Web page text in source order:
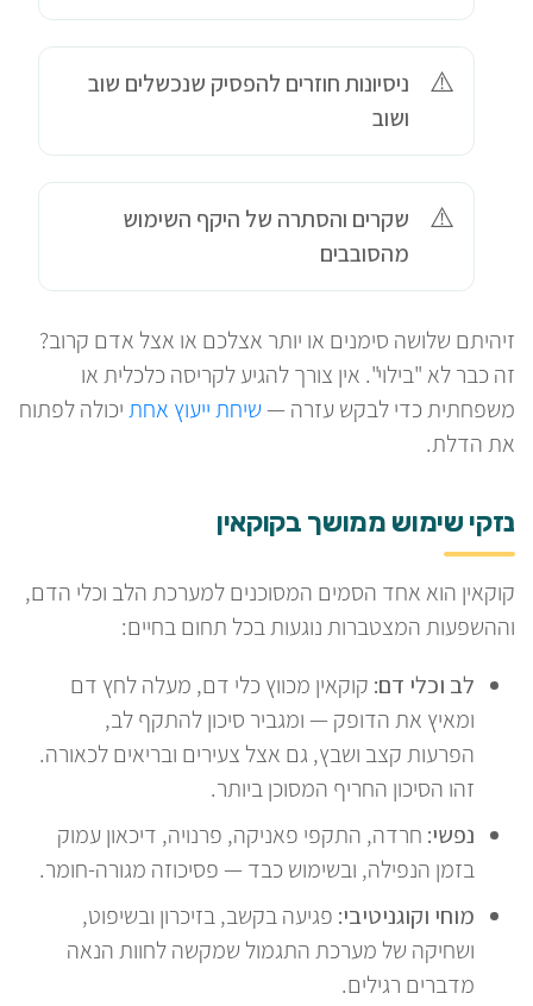
ניסיונות חוזרים להפסיק שנכשלים שוב
ושוב
שקרים והסתרה של היקף השימוש
מהסובבים
זיהיתם שלושה סימנים או יותר אצלכם או אצל אדם קרוב?
זה כבר לא "בילוי". אין צורך להגיע לקריסה כלכלית או
משפחתית כדי לבקש עזרה —שיחת ייעוץ אחתיכולה לפתוח
את הדלת.
נזקי שימוש ממושך בקוקאין
קוקאין הוא אחד הסמים המסוכנים למערכת הלב וכלי הדם,
וההשפעות המצטברות נוגעות בכל תחום בחיים:
לב וכלי דם: קוקאין מכווץ כלי דם, מעלה לחץ דם
ומאיץ את הדופק — ומגביר סיכון להתקף לב,
הפרעות קצב ושבץ, גם אצל צעירים ובריאים לכאורה.
זהו הסיכון החריף המסוכן ביותר.
נפשי: חרדה, התקפי פאניקה, פרנויה, דיכאון עמוק
בזמן הנפילה, ובשימוש כבד — פסיכוזה מגורה-חומר.
מוחי וקוגניטיבי: פגיעה בקשב, בזיכרון ובשיפוט,
ושחיקה של מערכת התגמול שמקשה לחוות הנאה
מדברים רגילים.